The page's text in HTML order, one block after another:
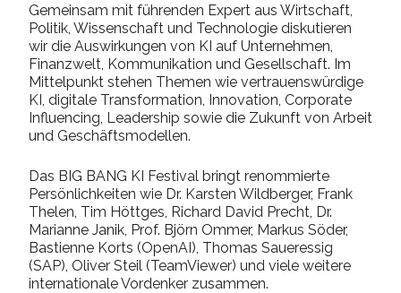
Gemeinsam mit führenden Expert aus Wirtschaft,
Politik, Wissenschaft und Technologie diskutieren
wir die Auswirkungen von KI auf Unternehmen,
Finanzwelt, Kommunikation und Gesellschaft. Im
Mittelpunkt stehen Themen wie vertrauenswürdige
KI, digitale Transformation, Innovation, Corporate
Influencing, Leadership sowie die Zukunft von Arbeit
und Geschäftsmodellen.
Das BIG BANG KI Festival bringt renommierte
Persönlichkeiten wie Dr. Karsten Wildberger, Frank
Thelen, Tim Höttges, Richard David Precht, Dr.
Marianne Janik, Prof. Björn Ommer, Markus Söder,
Bastienne Korts (OpenAI), Thomas Saueressig
(SAP), Oliver Steil (TeamViewer) und viele weitere
internationale Vordenker zusammen.